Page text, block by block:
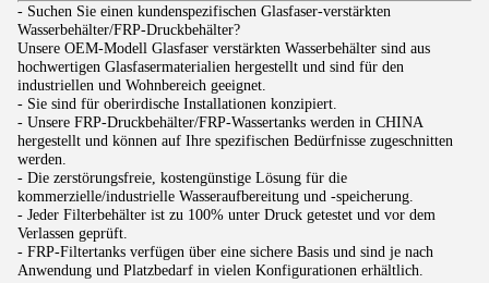
- Suchen Sie einen kundenspezifischen Glasfaser-verstärkten
Wasserbehälter/FRP-Druckbehälter?
Unsere OEM-Modell Glasfaser verstärkten Wasserbehälter sind aus
hochwertigen Glasfasermaterialien hergestellt und sind für den
industriellen und Wohnbereich geeignet.
- Sie sind für oberirdische Installationen konzipiert.
- Unsere FRP-Druckbehälter/FRP-Wassertanks werden in CHINA
hergestellt und können auf Ihre spezifischen Bedürfnisse zugeschnitten
werden.
- Die zerstörungsfreie, kostengünstige Lösung für die
kommerzielle/industrielle Wasseraufbereitung und -speicherung.
- Jeder Filterbehälter ist zu 100% unter Druck getestet und vor dem
Verlassen geprüft.
- FRP-Filtertanks verfügen über eine sichere Basis und sind je nach
Anwendung und Platzbedarf in vielen Konfigurationen erhältlich.